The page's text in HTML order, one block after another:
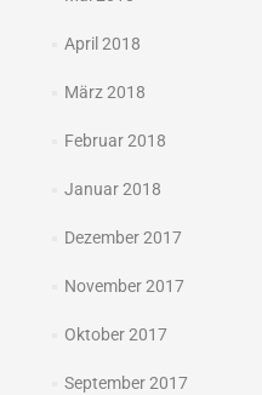
April 2018
März 2018
Februar 2018
Januar 2018
Dezember 2017
November 2017
Oktober 2017
September 2017